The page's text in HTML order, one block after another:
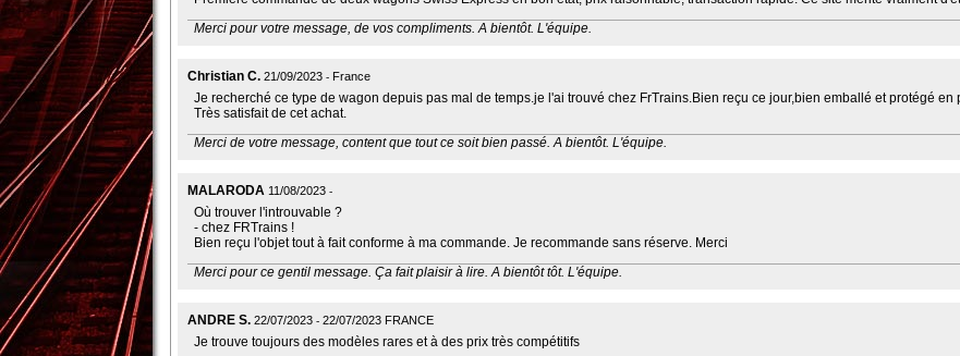
Merci pour votre message, de vos compliments. A bientôt. L'équipe.
Christian C. 21/09/2023 France
Je recherché ce type de wagon depuis pas mal de temps.je l'ai trouvé chez FrTrains.Bien reçu ce jour,bien emballé et protégé en
Très satisfait de cet achat.
Merci de votre message, content que tout ce soit bien passé. A bientôt. L'équipe.
MALARODA 11/08/2023
Où trouver l'introuvable ?
- chez FRTrains !
Bien reçu l'objet tout à fait conforme à ma commande. Je recommande sans réserve. Merci
Merci pour ce gentil message. Ça fait plaisir à lire. A bientôt tôt. L'équipe.
ANDRE S. 22/07/2023 22/07/2023 FRANCE
Je trouve toujours des modèles rares et à des prix très compétitifs